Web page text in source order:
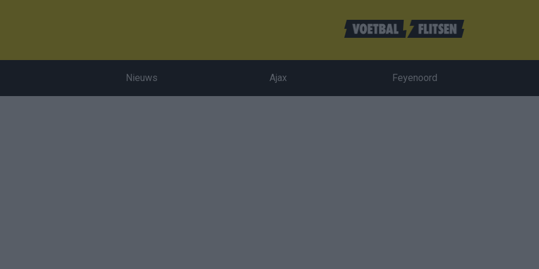
Nieuws Ajax Feyenoord